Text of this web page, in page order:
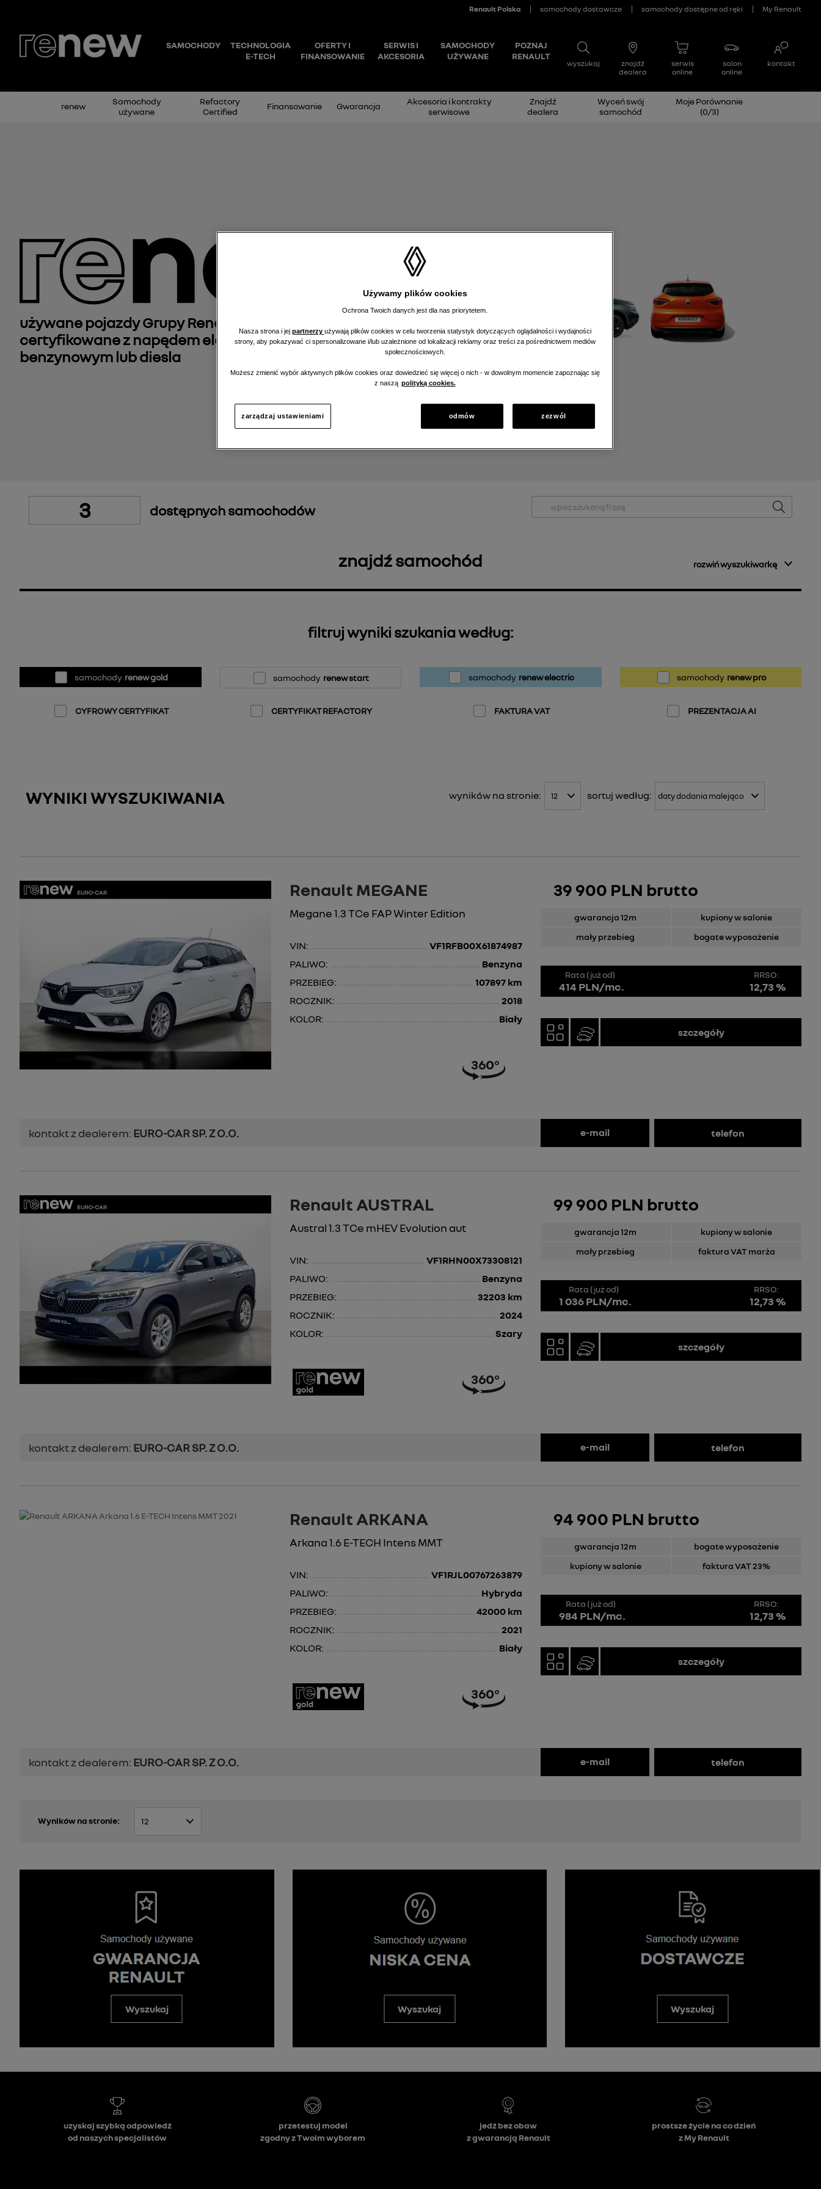
renew
Samochody
używane
Refactory
Certified
Finansowanie Gwarancja
Akcesoria i kontrakty
serwisowe
Znajdź
dealera
Wyceń swój
samochód
Moje Porównanie
(0/3)
używane pojazdy Grupy Renault, regenerowane i
certyfikowane z napędem elektrycznym, hybrydowym,
benzynowym lub diesla
3 dostępnych samochodów
znajdź samochód rozwiń wyszukiwarkę
filtruj wyniki szukania według:
samochody renew gold samochody renew start samochody renew electric samochody renew pro
CYFROWY CERTYFIKAT CERTYFIKAT REFACTORY FAKTURA VAT PREZENTACJA AI
WYNIKI WYSZUKIWANIA wyników na stronie: sortuj według:
Renault MEGANE
Megane 1.3 TCe FAP Winter Edition
VIN:
VF1RFB00X61874987
PALIWO:
Benzyna
PRZEBIEG:
107897 km
ROCZNIK:
2018
KOLOR:
Biały
39 900 PLN brutto
gwarancja 12m
kupiony w salonie
mały przebieg
bogate wyposażenie
szczegóły
Rata (już od)
414 PLN/mc.
RRSO:
12,73 %
kontakt z dealerem: EURO-CAR SP. Z O.O. e-mail telefon
Renault AUSTRAL
Austral 1.3 TCe mHEV Evolution aut
VIN:
VF1RHN00X73308121
PALIWO:
Benzyna
PRZEBIEG:
32203 km
ROCZNIK:
2024
KOLOR:
Szary
99 900 PLN brutto
gwarancja 12m
kupiony w salonie
mały przebieg
faktura VAT marża
szczegóły
Rata (już od)
1 036 PLN/mc.
RRSO:
12,73 %
kontakt z dealerem: EURO-CAR SP. Z O.O. e-mail telefon
Renault ARKANA
Arkana 1.6 E-TECH Intens MMT
VIN:
VF1RJL00767263879
PALIWO:
Hybryda
PRZEBIEG:
42000 km
ROCZNIK:
2021
KOLOR:
Biały
94 900 PLN brutto
gwarancja 12m
bogate wyposażenie
kupiony w salonie
faktura VAT 23%
szczegóły
Rata (już od)
984 PLN/mc.
RRSO:
12,73 %
kontakt z dealerem: EURO-CAR SP. Z O.O. e-mail telefon
Wyników na stronie:
Wyszukaj Wyszukaj Wyszukaj
Używamy plików cookies
Ochrona Twoich danych jest dla nas priorytetem.
Nasza strona i jej partnerzy używają plików cookies w celu tworzenia statystyk dotyczących oglądalności i wydajności
strony, aby pokazywać ci spersonalizowane i/lub uzależnione od lokalizacji reklamy oraz treści za pośrednictwem mediów
społecznościowych.
Możesz zmienić wybór aktywnych plików cookies oraz dowiedzieć się więcej o nich - w dowolnym momencie zapoznając się
z naszą polityką cookies.
zarządzaj ustawieniami odmów zezwól